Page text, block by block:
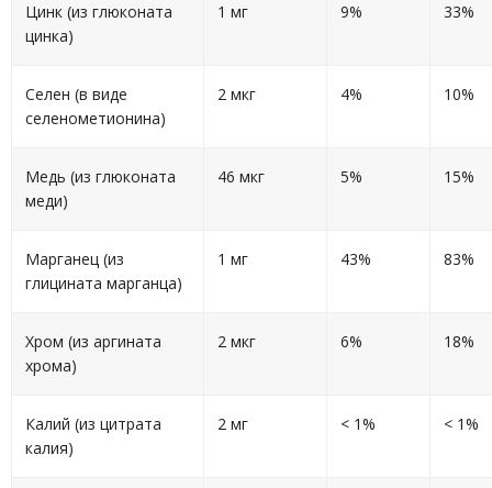
Цинк (из глюконата
цинка)
1 мг 9% 33%
Селен (в виде
селенометионина)
2 мкг 4% 10%
Медь (из глюконата
меди)
46 мкг 5% 15%
Марганец (из
глицината марганца)
1 мг 43% 83%
Хром (из аргината
хрома)
2 мкг 6% 18%
Калий (из цитрата
калия)
2 мг < 1% < 1%